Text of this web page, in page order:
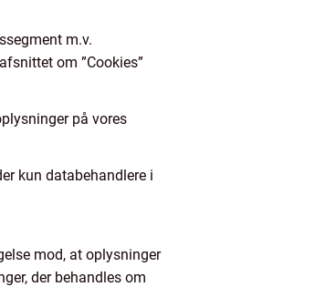
m.v.
om ”Cookies”
på vores
kun databehandlere i
mod, at oplysninger
der behandles om